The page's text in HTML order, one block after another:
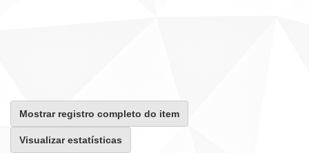
Mostrar registro completo do item
Visualizar estatísticas